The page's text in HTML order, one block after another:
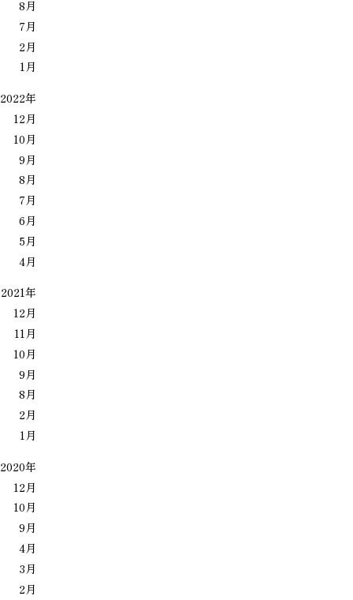
8月
7月
2月
1月
2022年
12月
10月
9月
8月
7月
6月
5月
4月
2021年
12月
11月
10月
9月
8月
2月
1月
2020年
12月
10月
9月
4月
3月
2月